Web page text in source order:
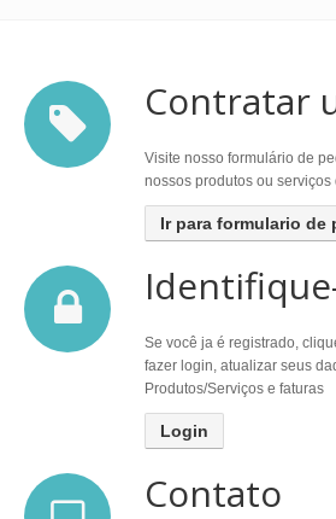
Contratar
Visite nosso formulário de
nossos produtos ou
Ir para formulario de
Se você ja é registrado,
fazer login, atualizar seus
Produtos/Serviços e faturas
Login
Contato